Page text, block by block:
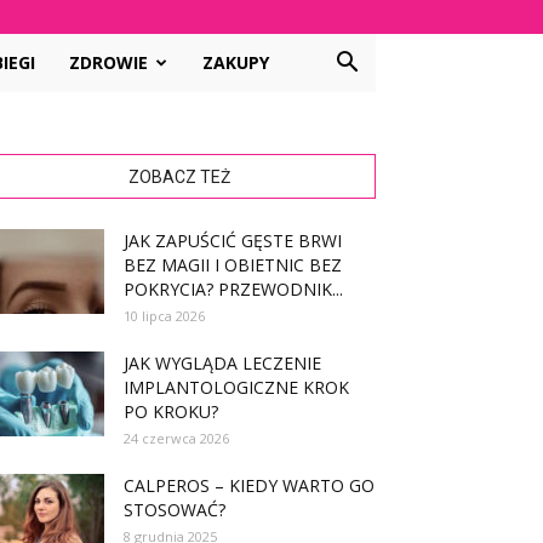
ZDROWIE ZAKUPY
ZOBACZ TEŻ
JAK ZAPUŚCIĆ GĘSTE BRWI
BEZ MAGII I OBIETNIC BEZ
POKRYCIA? PRZEWODNIK...
10 lipca 2026
JAK WYGLĄDA LECZENIE
IMPLANTOLOGICZNE KROK
PO KROKU?
24 czerwca 2026
CALPEROS – KIEDY WARTO GO
STOSOWAĆ?
8 grudnia 2025